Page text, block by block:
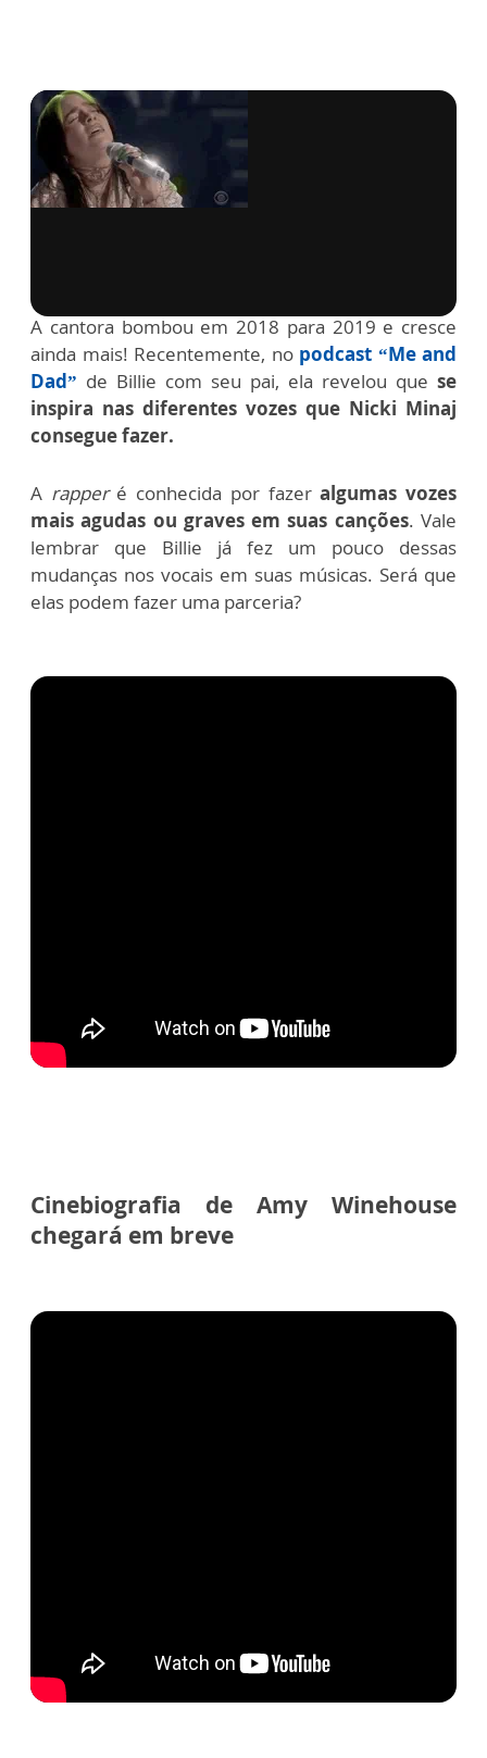
A cantora bombou em 2018 para 2019 e cresce
ainda mais! Recentemente, no podcast “Me and
Dad” de Billie com seu pai, ela revelou que se
inspira nas diferentes vozes que Nicki Minaj
consegue fazer.
A rapper é conhecida por fazeralgumas vozes
mais agudas ou graves em suas canções. Vale
lembrar que Billie já fez um pouco dessas
mudanças nos vocais em suas músicas. Será que
elas podem fazer uma parceria?
Cinebiografia de Amy Winehouse
chegará em breve